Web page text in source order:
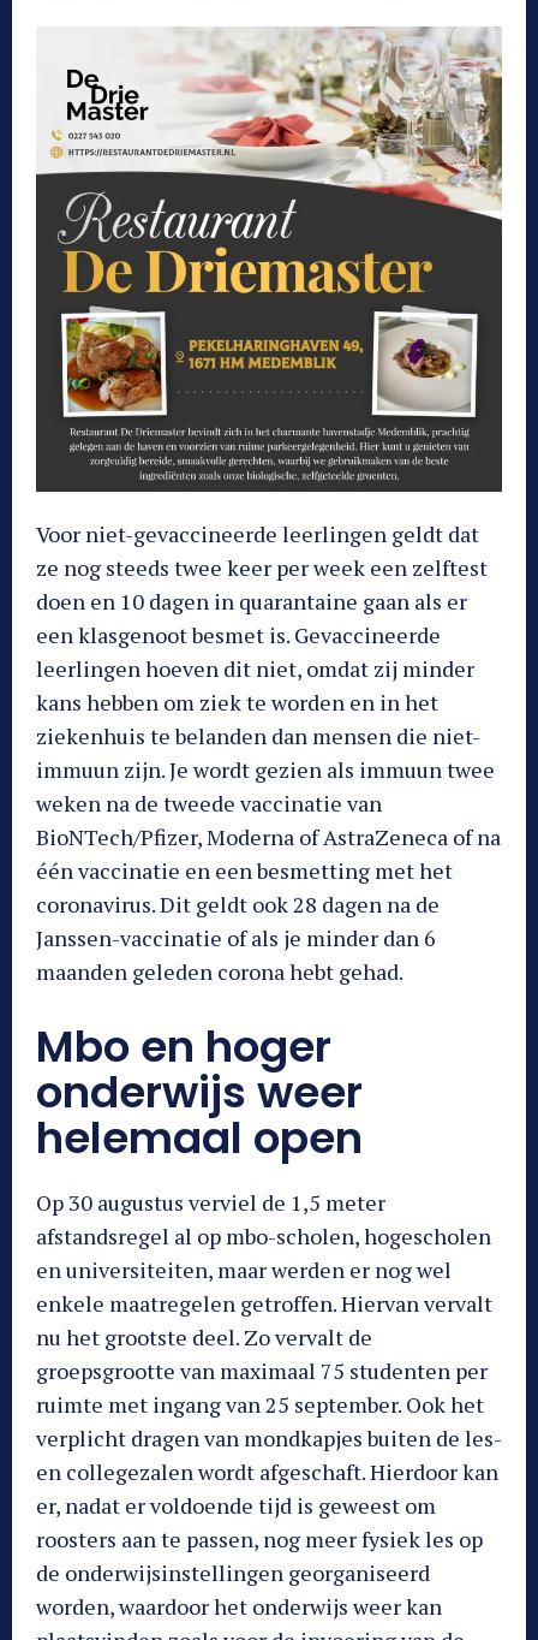
Voor niet-gevaccineerde leerlingen geldt dat
ze nog steeds twee keer per week een zelftest
doen en 10 dagen in quarantaine gaan als er
een klasgenoot besmet is. Gevaccineerde
leerlingen hoeven dit niet, omdat zij minder
kans hebben om ziek te worden en in het
ziekenhuis te belanden dan mensen die niet-
immuun zijn. Je wordt gezien als immuun twee
weken na de tweede vaccinatie van
BioNTech/Pfizer, Moderna of AstraZeneca of na
één vaccinatie en een besmetting met het
coronavirus. Dit geldt ook 28 dagen na de
Janssen-vaccinatie of als je minder dan 6
maanden geleden corona hebt gehad.
Mbo en hoger
onderwijs weer
helemaal open
Op 30 augustus verviel de 1,5 meter
afstandsregel al op mbo-scholen, hogescholen
en universiteiten, maar werden er nog wel
enkele maatregelen getroffen. Hiervan vervalt
nu het grootste deel. Zo vervalt de
groepsgrootte van maximaal 75 studenten per
ruimte met ingang van 25 september. Ook het
verplicht dragen van mondkapjes buiten de les-
en collegezalen wordt afgeschaft. Hierdoor kan
er, nadat er voldoende tijd is geweest om
roosters aan te passen, nog meer fysiek les op
de onderwijsinstellingen georganiseerd
worden, waardoor het onderwijs weer kan